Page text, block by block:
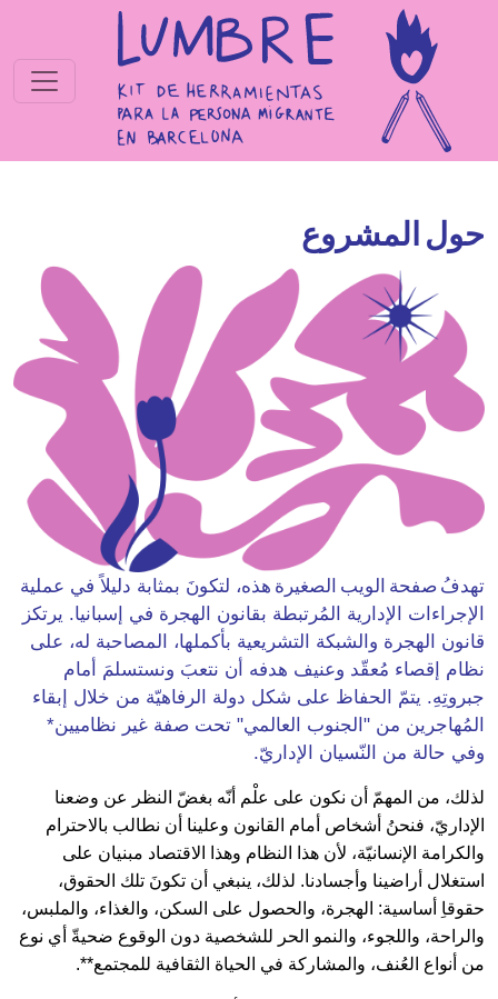
تجاوز إلى المحتوى الرئيسي
حول المشروع
تهدفُ صفحة الويب الصغيرة هذه، لتكونَ بمثابة دليلاً في عملية
الإجراءات الإدارية المُرتبطة بقانون الهجرة في إسبانيا. يرتكز
قانون الهجرة والشبكة التشريعية بأكملها، المصاحبة له، على
نظام إقصاء مُعقّد وعنيف هدفه أن نتعبَ ونستسلمَ أمام
جبروتِهِ. يتمّ الحفاظ على شكل دولة الرفاهيّة من خلال إبقاء
المُهاجرين من "الجنوب العالمي" تحت صفة غير نظاميين*
وفي حالة من النّسيان الإداريّ.
لذلك، من المهمّ أن نكون على علْم أنّه بغضّ النظر عن وضعنا
الإداريّ، فنحنُ أشخاص أمام القانون وعلينا أن نطالب بالاحترام
والكرامة الإنسانيّة، لأن هذا النظام وهذا الاقتصاد مبنيان على
استغلال أراضينا وأجسادنا. لذلك، ينبغي أن تكونَ تلك الحقوق،
حقوقاِ أساسية: الهجرة، والحصول على السكن، والغذاء، والملبس،
والراحة، واللجوء، والنمو الحر للشخصية دون الوقوع ضحيةّ أي نوع
من أنواع العُنف، والمشاركة في الحياة الثقافية للمجتمع**.